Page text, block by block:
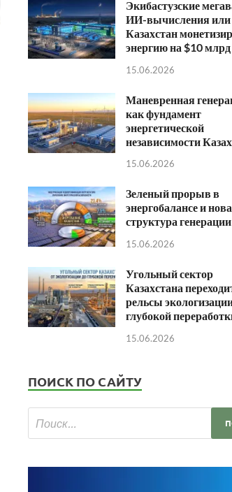
Экибастузские
ИИ-вычисления или
Казахстан
энергию на $10 млрд
15.06.2026
Маневренная
как фундамент
энергетической
независимости
15.06.2026
Зеленый прорыв в
энергобалансе и
структура генерации
15.06.2026
Угольный сектор
Казахстана
рельсы
глубокой
15.06.2026
ПОИСК ПО САЙТУ